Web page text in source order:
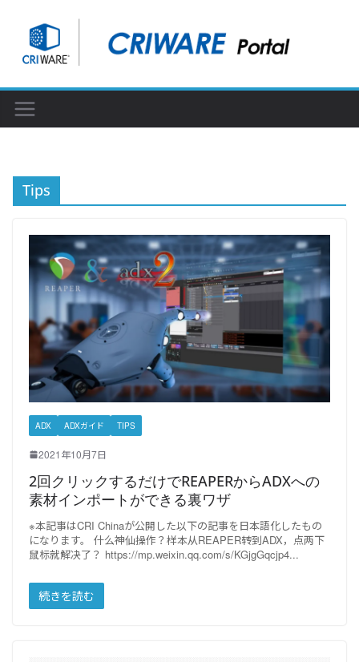
Tips
ADX ADXガイド TIPS
2021年10月7日
2回クリックするだけでREAPERからADXへの
素材インポートができる裏ワザ
※本記事はCRI Chinaが公開した以下の記事を日本語化したもの
になります。 什么神仙操作？样本从REAPER转到ADX，点两下
鼠标就解决了？ https://mp.weixin.qq.com/s/KGjgGqcjp4
続きを読む